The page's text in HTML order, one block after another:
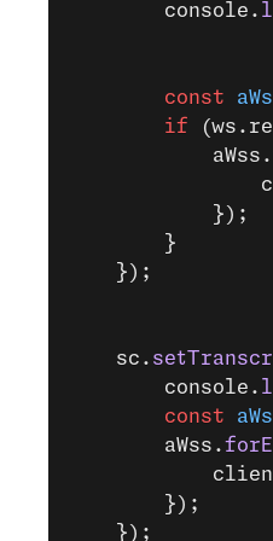
        console.
        const
        if
            aWss.
            });
        }
    });
    sc.
        console.
        const
        aWss.
        });
    });